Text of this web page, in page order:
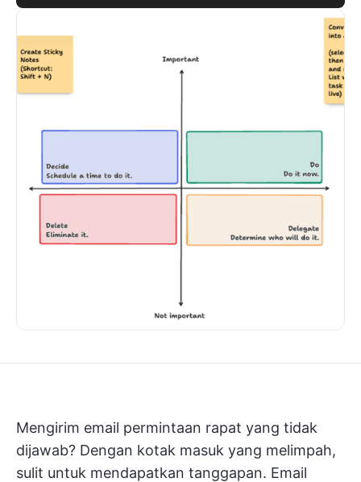
Mengirim email permintaan rapat yang tidak
dijawab? Dengan kotak masuk yang melimpah,
sulit untuk mendapatkan tanggapan. Email